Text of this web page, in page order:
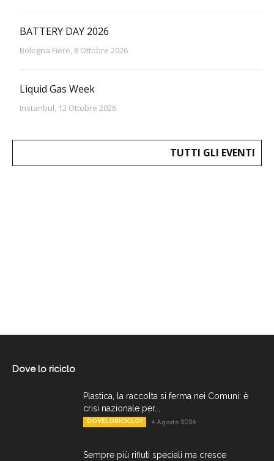
BATTERY DAY 2026
Bologna Fiere, 8 Ottobre 2026
Liquid Gas Week
Instanbul, 12 Ottobre 2026
TUTTI GLI EVENTI
Dove lo riciclo
Plastica, la raccolta si ferma nei Comuni: è
crisi nazionale per...
DOVELORICICLO? 4 Agosto 2026
Sempre più rifiuti speciali ma cresce